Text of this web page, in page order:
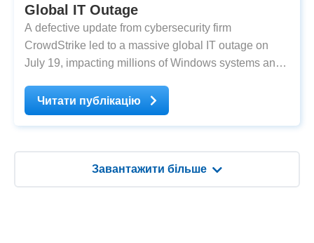
Global IT Outage
A defective update from cybersecurity firm
CrowdStrike led to a massive global IT outage on
July 19, impacting millions of Windows systems and
sectors. The incident has been described as one of
the most widespread IT failures in recent years. It
Читати публікацію
Завантажити більше